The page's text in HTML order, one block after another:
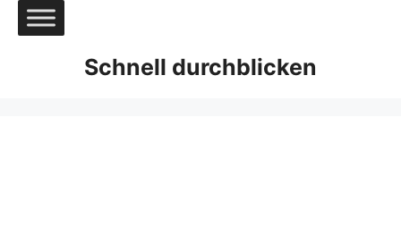
Zum
Inhalt
Schnell durchblicken